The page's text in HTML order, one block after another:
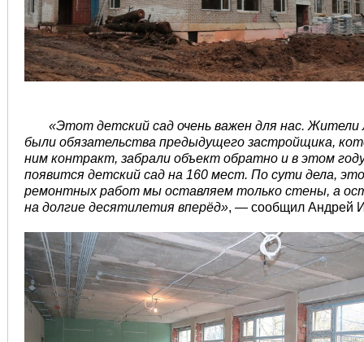
«Этот детский сад очень важен для нас.
были обязательства предыдущего застройщика,
ним контракт, забрали объект обратно и в этом
появится детский сад на 160 мест. По сути дела,
ремонтных работ мы оставляем только стены, а
на долгие десятилетия вперёд», — сообщил Андрей